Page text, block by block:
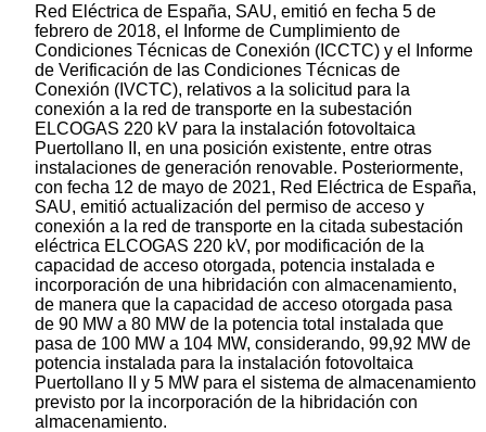
Red Eléctrica de España, SAU, emitió en fecha 5 de
febrero de 2018, el Informe de Cumplimiento de
Condiciones Técnicas de Conexión (ICCTC) y el Informe
de Verificación de las Condiciones Técnicas de
Conexión (IVCTC), relativos a la solicitud para la
conexión a la red de transporte en la subestación
ELCOGAS 220 kV para la instalación fotovoltaica
Puertollano II, en una posición existente, entre otras
instalaciones de generación renovable. Posteriormente,
con fecha 12 de mayo de 2021, Red Eléctrica de España,
SAU, emitió actualización del permiso de acceso y
conexión a la red de transporte en la citada subestación
eléctrica ELCOGAS 220 kV, por modificación de la
capacidad de acceso otorgada, potencia instalada e
incorporación de una hibridación con almacenamiento,
de manera que la capacidad de acceso otorgada pasa
de 90 MW a 80 MW de la potencia total instalada que
pasa de 100 MW a 104 MW, considerando, 99,92 MW de
potencia instalada para la instalación fotovoltaica
Puertollano II y 5 MW para el sistema de almacenamiento
previsto por la incorporación de la hibridación con
almacenamiento.